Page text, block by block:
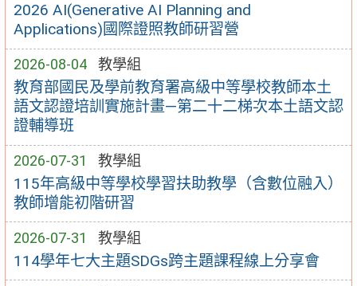
2026 AI(Generative AI Planning and
Applications)國際證照教師研習營
2026-08-04 教學組
教育部國民及學前教育署高級中等學校教師本土
語文認證培訓實施計畫—第二十二梯次本土語文認
證輔導班
2026-07-31 教學組
115年高級中等學校學習扶助教學（含數位融入）
教師增能初階研習
2026-07-31 教學組
114學年七大主題SDGs跨主題課程線上分享會